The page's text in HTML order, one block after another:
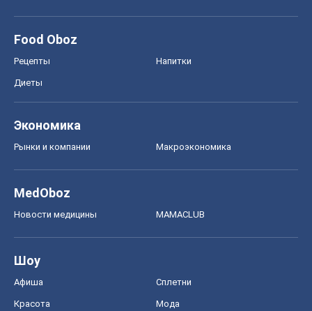
Food Oboz
Рецепты Напитки
Диеты
Экономика
Рынки и компании Mакроэкономика
MedOboz
Новости медицины MAMACLUB
Шоу
Афиша Сплетни
Красота Мода